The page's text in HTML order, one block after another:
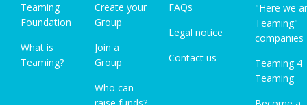
Teaming
Foundation
What is
Teaming?
Create your
Group
Join a
Group
Who can
FAQs
Legal notice
Contact us
"Here we
Teaming"
companies
Teaming 4
Teaming